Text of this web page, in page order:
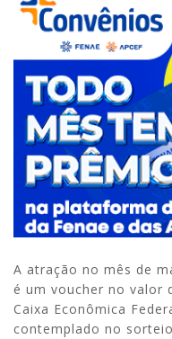
APCEF/SP
A atração no mês de
é um voucher no valor
Caixa Econômica
contemplado no